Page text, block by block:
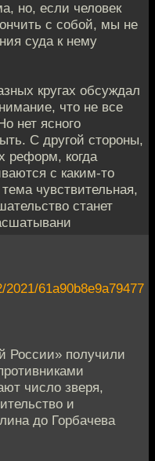
но, если человек
с собой, мы не
суда к нему
кругах обсуждал
что не все
нет ясного
С другой стороны,
реформ, когда
с каким-то
чувствительная,
станет
61a90b8e9a79477
России» получили
число зверя,
и
до Горбачева